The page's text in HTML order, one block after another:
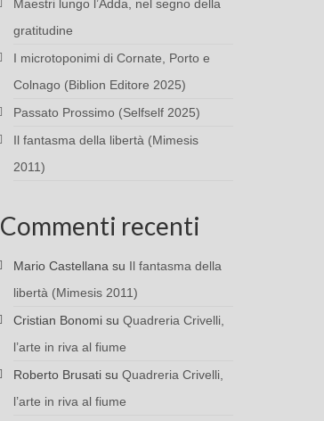
Maestri lungo l’Adda, nel segno della
gratitudine
I microtoponimi di Cornate, Porto e
Colnago (Biblion Editore 2025)
Passato Prossimo (Selfself 2025)
Il fantasma della libertà (Mimesis
2011)
Commenti recenti
Mario Castellana su Il fantasma della
libertà (Mimesis 2011)
Cristian Bonomisu Quadreria Crivelli,
l’arte in riva al fiume
Roberto Brusatisu Quadreria Crivelli,
l’arte in riva al fiume